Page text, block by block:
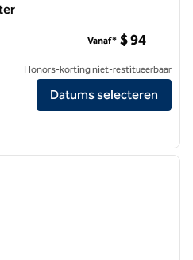
Suites by Hilton Hotel
Vanaf* $ 94
Honors-korting niet-restitueerbaar
Datums selecteren